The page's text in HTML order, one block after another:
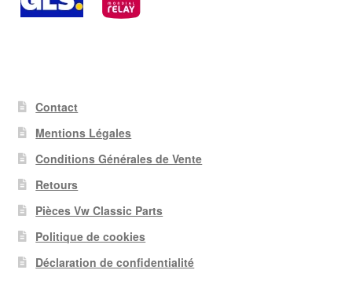
Contact
Mentions Légales
Conditions Générales de Vente
Retours
Pièces Vw Classic Parts
Politique de cookies
Déclaration de confidentialité